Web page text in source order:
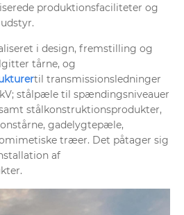
produktionsfaciliteter og
i design, fremstilling og
tårne, og
til transmissionsledninger
stålpæle til spændingsniveauer
stålkonstruktionsprodukter,
gadelygtepæle,
træer. Det påtager sig
af